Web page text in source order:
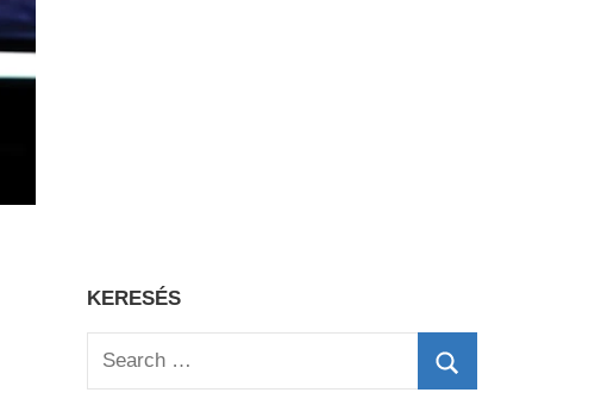
KERESÉS
Search